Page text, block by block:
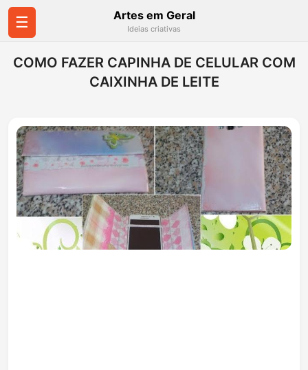
☰ Artes em Geral
Ideias criativas
COMO FAZER CAPINHA DE CELULAR COM
CAIXINHA DE LEITE